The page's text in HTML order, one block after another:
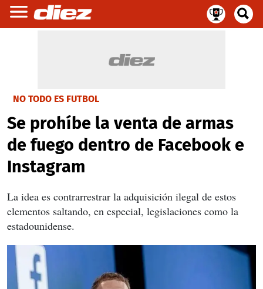
NO TODO ES FUTBOL
Se prohíbe la venta de armas
de fuego dentro de Facebook e
Instagram
La idea es contrarrestrar la adquisición ilegal de estos
elementos saltando, en especial, legislaciones como la
estadounidense.